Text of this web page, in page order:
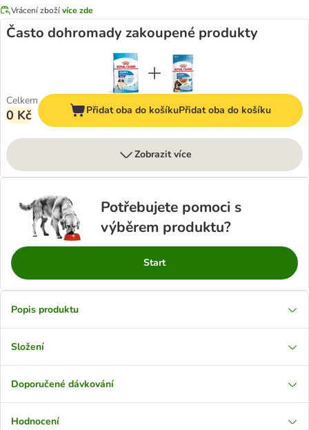
Vrácení zbožívíce zde
Často dohromady zakoupené produkty
Celkem
0 Kč Přidat oba do košíkuPřidat oba do košíku
Zobrazit více
Potřebujete pomoci s
výběrem produktu?
Start
Popis produktu
Složení
Doporučené dávkování
Hodnocení